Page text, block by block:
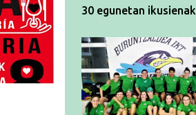
30 egunetan ikusienak